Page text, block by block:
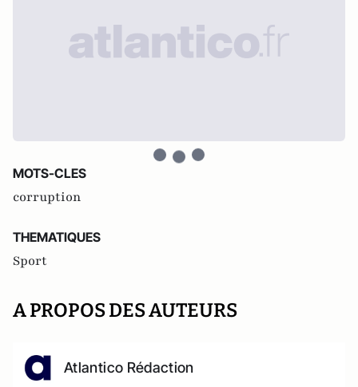
MOTS-CLES
corruption
THEMATIQUES
Sport
A PROPOS DES AUTEURS
Atlantico Rédaction